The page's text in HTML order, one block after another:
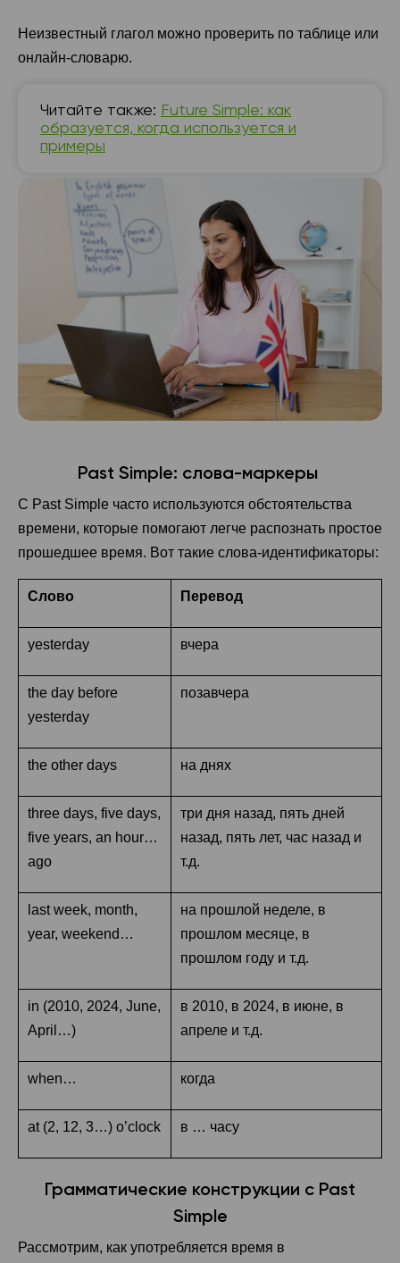
Неизвестный глагол можно проверить по таблице или
онлайн-словарю.
Читайте также: Future Simple: как
образуется, когда используется и
примеры
Past Simple: слова-маркеры
С Past Simple часто используются обстоятельства
времени, которые помогают легче распознать простое
прошедшее время. Вот такие слова-идентификаторы:
Слово Перевод
yesterday вчера
the day before
yesterday
позавчера
the other days на днях
three days, five days,
five years, an hour…
ago
три дня назад, пять дней
назад, пять лет, час назад и
т.д.
last week, month,
year, weekend…
на прошлой неделе, в
прошлом месяце, в
прошлом году и т.д.
in (2010, 2024, June,
April…)
в 2010, в 2024, в июне, в
апреле и т.д.
when… когда
at (2, 12, 3…) o’clock в … часу
Грамматические конструкции с Past
Simple
Рассмотрим, как употребляется время в